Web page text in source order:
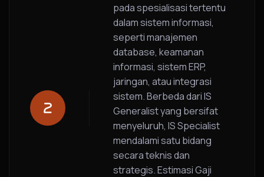
pada spesialisasi tertentu
dalam sistem informasi,
seperti manajemen
database, keamanan
informasi, sistem ERP,
jaringan, atau integrasi
sistem. Berbeda dari IS
Generalist yang bersifat
menyeluruh, IS Specialist
mendalami satu bidang
secara teknis dan
strategis. Estimasi Gaji